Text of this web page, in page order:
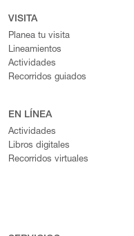
VISITA
Planea tu visita
Lineamientos
Actividades
Recorridos guiados
EN LÍNEA
Actividades
Libros digitales
Recorridos virtuales